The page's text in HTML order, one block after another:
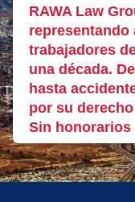
RAWA Law
representando
trabajadores
una década.
hasta
por su
Sin honorarios